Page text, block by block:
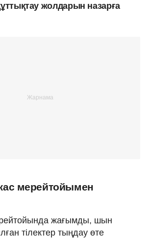
жолдарын назарға
мерейтойымен
жағымды, шын
тілектер тыңдау өте